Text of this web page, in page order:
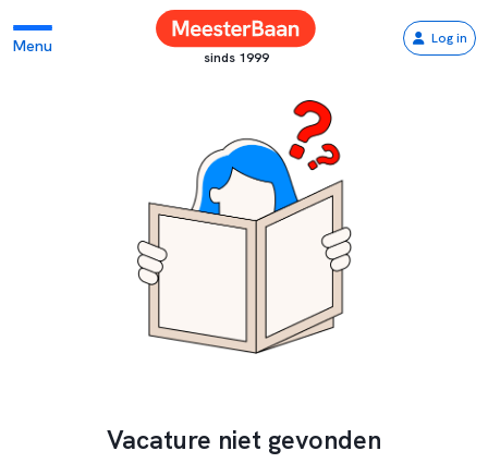
Menu
sinds 1999
Log in
Vacature niet gevonden